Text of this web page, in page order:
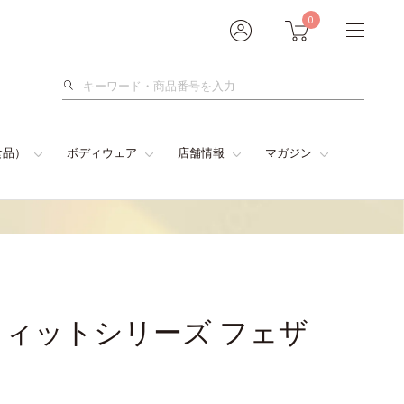
0
検
） ボディウェア 店舗情報 マガジン
ットシリーズ フェザ